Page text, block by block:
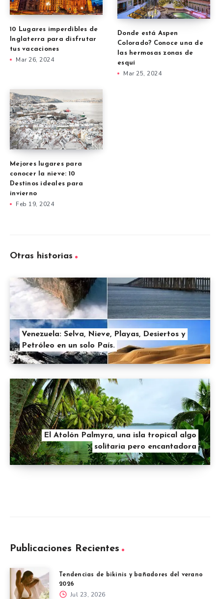
10 Lugares imperdibles de
Inglaterra para disfrutar
tus vacaciones
Mar 26, 2024
Donde está Aspen
Colorado? Conoce una de
las hermosas zonas de
esquí
Mar 25, 2024
Mejores lugares para
conocer la nieve: 10
Destinos ideales para
invierno
Feb 19, 2024
Otras historias
Venezuela: Selva, Nieve, Playas, Desiertos y
Petróleo en un solo País.
El Atolón Palmyra, una isla tropical algo
solitaria pero encantadora
Publicaciones Recientes
Tendencias de bikinis y bañadores del verano
2026
Jul 23, 2026